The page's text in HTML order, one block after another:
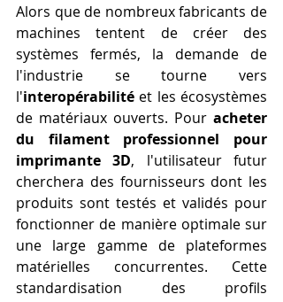
Alors que de nombreux fabricants de
machines tentent de créer des
systèmes fermés, la demande de
l'industrie se tourne vers
l'interopérabilité et les écosystèmes
de matériaux ouverts. Pour acheter
du filament professionnel pour
imprimante 3D, l'utilisateur futur
cherchera des fournisseurs dont les
produits sont testés et validés pour
fonctionner de manière optimale sur
une large gamme de plateformes
matérielles concurrentes. Cette
standardisation des profils